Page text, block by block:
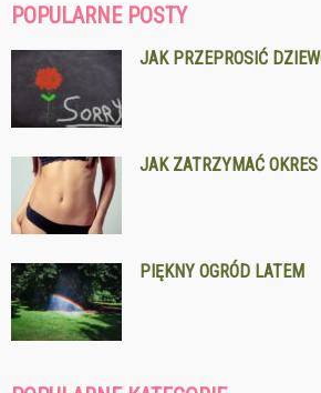
POPULARNE POSTY
JAK PRZEPROSIĆ
JAK ZATRZYMAĆ OKRES
PIĘKNY OGRÓD LATEM